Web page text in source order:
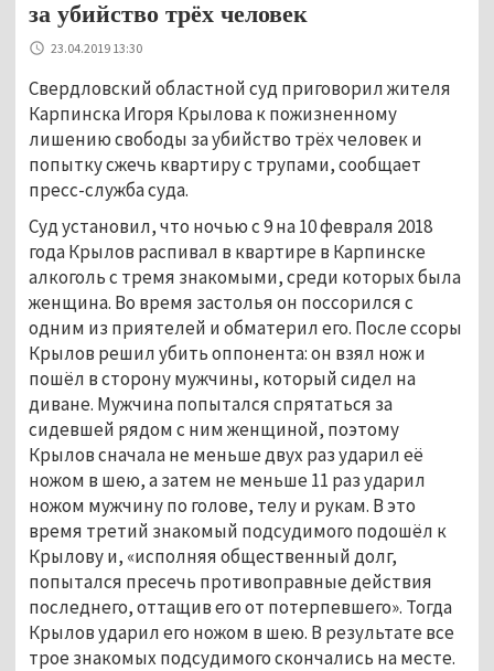
за убийство трёх человек
23.04.2019 13:30
Свердловский областной суд приговорил жителя
Карпинска Игоря Крылова к пожизненному
лишению свободы за убийство трёх человек и
попытку сжечь квартиру с трупами, сообщает
пресс-служба суда.
Суд установил, что ночью с 9 на 10 февраля 2018
года Крылов распивал в квартире в Карпинске
алкоголь с тремя знакомыми, среди которых была
женщина. Во время застолья он поссорился с
одним из приятелей и обматерил его. После ссоры
Крылов решил убить оппонента: он взял нож и
пошёл в сторону мужчины, который сидел на
диване. Мужчина попытался спрятаться за
сидевшей рядом с ним женщиной, поэтому
Крылов сначала не меньше двух раз ударил её
ножом в шею, а затем не меньше 11 раз ударил
ножом мужчину по голове, телу и рукам. В это
время третий знакомый подсудимого подошёл к
Крылову и, «исполняя общественный долг,
попытался пресечь противоправные действия
последнего, оттащив его от потерпевшего». Тогда
Крылов ударил его ножом в шею. В результате все
трое знакомых подсудимого скончались на месте.